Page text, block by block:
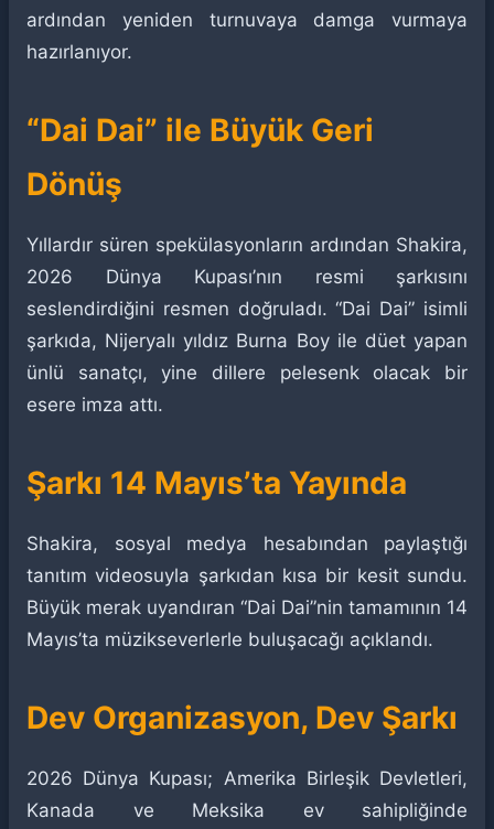
ardından yeniden turnuvaya damga vurmaya
hazırlanıyor.
“Dai Dai” ile Büyük Geri
Dönüş
Yıllardır süren spekülasyonların ardından Shakira,
2026 Dünya Kupası’nın resmi şarkısını
seslendirdiğini resmen doğruladı. “Dai Dai” isimli
şarkıda, Nijeryalı yıldız Burna Boy ile düet yapan
ünlü sanatçı, yine dillere pelesenk olacak bir
esere imza attı.
Şarkı 14 Mayıs’ta Yayında
Shakira, sosyal medya hesabından paylaştığı
tanıtım videosuyla şarkıdan kısa bir kesit sundu.
Büyük merak uyandıran “Dai Dai”nin tamamının 14
Mayıs’ta müzikseverlerle buluşacağı açıklandı.
Dev Organizasyon, Dev Şarkı
2026 Dünya Kupası; Amerika Birleşik Devletleri,
Kanada ve Meksika ev sahipliğinde